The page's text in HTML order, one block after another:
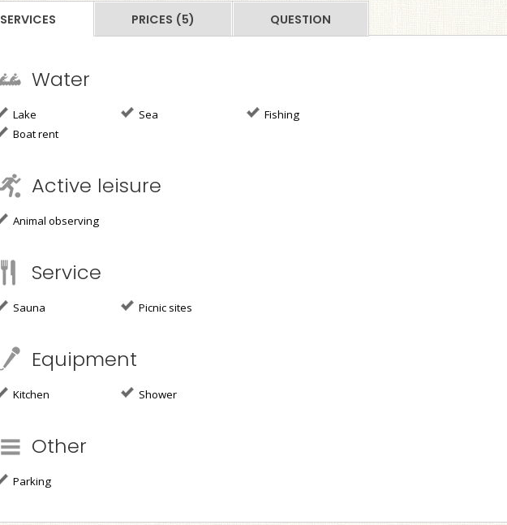
SERVICES PRICES (5) QUESTION
Water
Lake Sea
Fishing
Boat rent
Active leisure
Animal observing
Service
Sauna Picnic sites
Equipment
Kitchen Shower
Other
Parking